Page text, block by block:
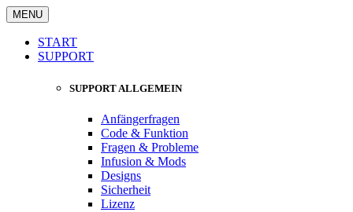
MENU
START
SUPPORT
SUPPORT ALLGEMEIN
Anfängerfragen
Code & Funktion
Fragen & Probleme
Infusion & Mods
Designs
Sicherheit
Lizenz